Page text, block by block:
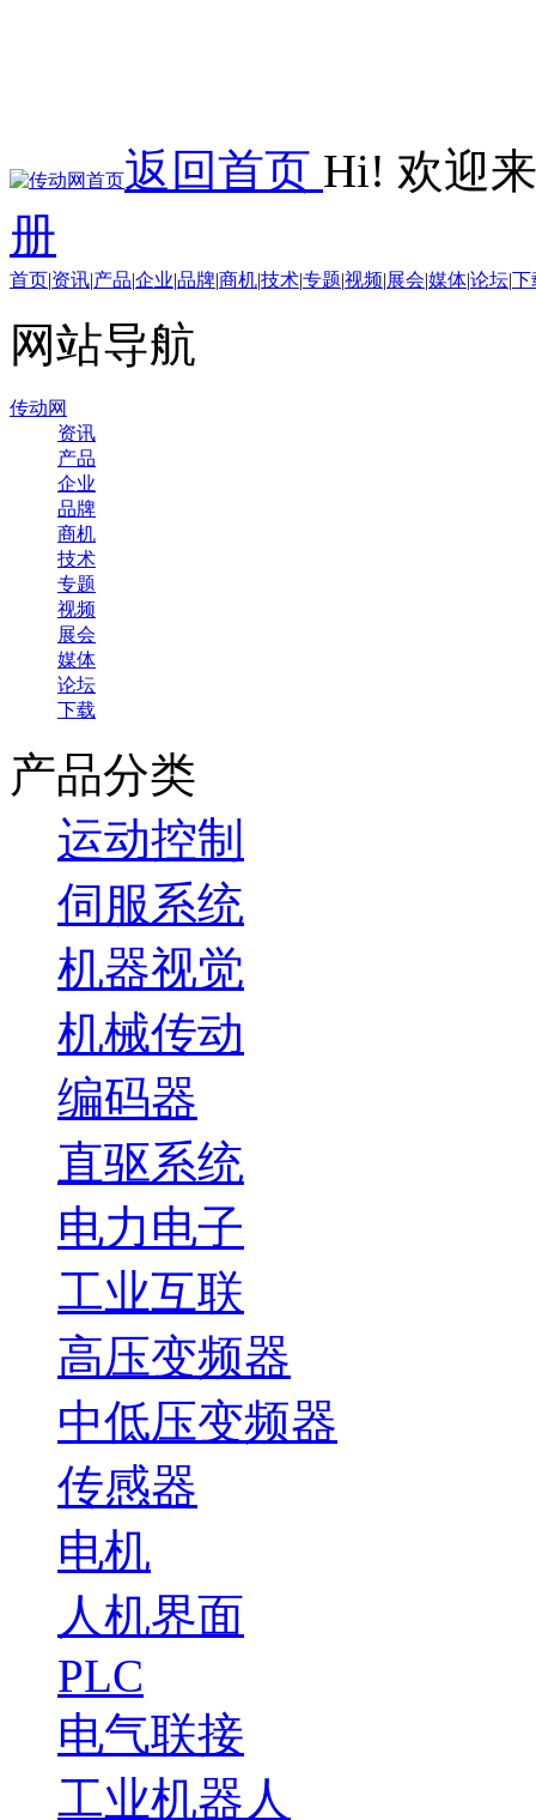
返回首页 Hi! 欢迎
册
首页|资讯|产品|企业|品牌|商机|技术|专题|视频|展会|媒体|论坛|下
网站导航
传动网
资讯
产品
企业
品牌
商机
技术
专题
视频
展会
媒体
论坛
下载
产品分类
运动控制
伺服系统
机器视觉
机械传动
编码器
直驱系统
电力电子
工业互联
高压变频器
中低压变频器
传感器
电机
人机界面
PLC
电气联接
工业机器人